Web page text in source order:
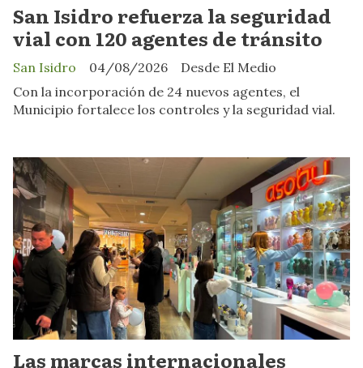
San Isidro refuerza la seguridad
vial con 120 agentes de tránsito
Desde El Medio
San Isidro
04/08/2026
Con la incorporación de 24 nuevos agentes, el
Municipio fortalece los controles y la seguridad vial.
Las marcas internacionales